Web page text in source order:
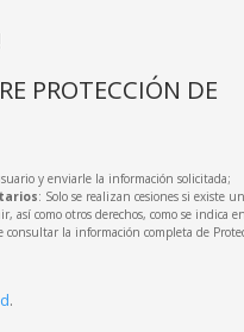
PROTECCIÓN DE
y enviarle la información solicitada;
: Solo se realizan cesiones si existe
así como otros derechos, como se indica
consultar la información completa de
.